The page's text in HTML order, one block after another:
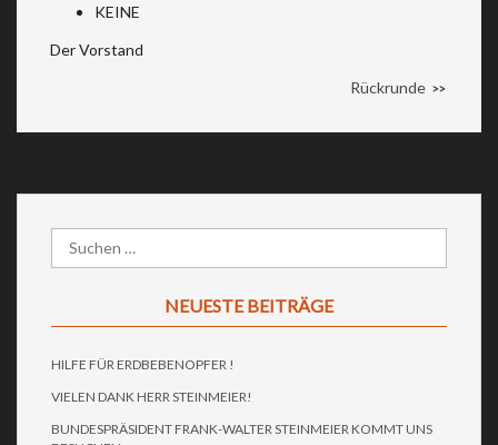
KEINE
Der Vorstand
Rückrunde >>
NEUESTE BEITRÄGE
HILFE FÜR ERDBEBENOPFER !
VIELEN DANK HERR STEINMEIER!
BUNDESPRÄSIDENT FRANK-WALTER STEINMEIER KOMMT UNS